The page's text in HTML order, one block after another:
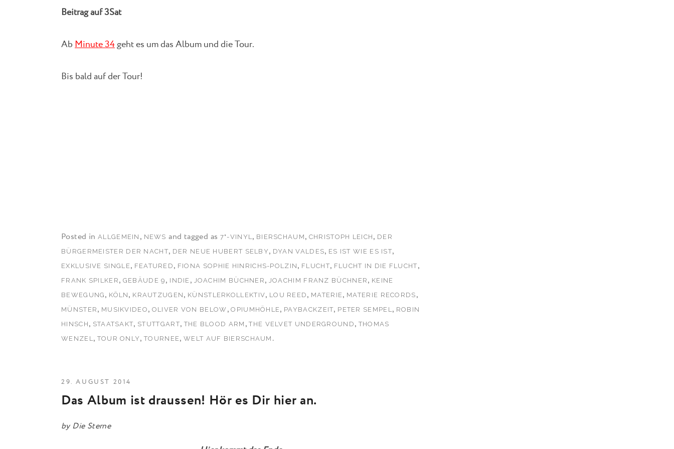
Beitrag auf 3Sat
AbMinute 34geht es um das Album und die Tour.
Bis bald auf der Tour!
Posted in ALLGEMEIN , NEWS and tagged as 7"-VINYL, BIERSCHAUM , CHRISTOPH LEICH , DER
BÜRGERMEISTER DER NACHT, DER NEUE HUBERT SELBY, DYAN VALDES, ES IST WIE ES IST,
EXKLUSIVE SINGLE, FEATURED , FIONA SOPHIE HINRICHS-POLZIN , FLUCHT, FLUCHT IN DIE FLUCHT,
FRANK SPILKER , GEBÄUDE 9 , INDIE , JOACHIM BÜCHNER , JOACHIM FRANZ BÜCHNER , KEINE
BEWEGUNG , KÖLN , KRAUTZUGEN , KÜNSTLERKOLLEKTIV, LOU REED , MATERIE, MATERIE RECORDS ,
MÜNSTER , MUSIKVIDEO , OLIVER VON BELOW ,OPIUMHÖHLE, PAYBACKZEIT, PETER SEMPEL, ROBIN
HINSCH , STAATSAKT, STUTTGART,THE BLOOD ARM ,THE VELVET UNDERGROUND ,THOMAS
WENZEL,TOUR ONLY,TOURNEE,WELT AUF BIERSCHAUM .
Das Album ist draussen! Hör es Dir hier an.
by Die Sterne
29. AUGUST 2014